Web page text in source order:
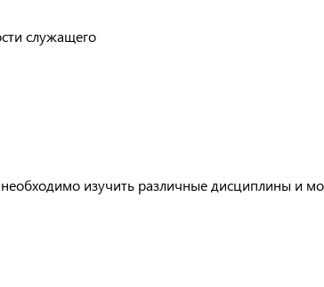
служащего
изучить различные дисциплины и